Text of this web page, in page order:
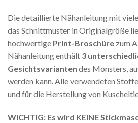
Die detaillierte Nähanleitung mit
das Schnittmuster in Originalgröße
hochwertige Print-Broschüre zum
Nähanleitung enthält 3
Gesichtsvarianten des Monsters,
werden kann. Alle verwendeten
und für die Herstellung von
WICHTIG: Es wird KEINE